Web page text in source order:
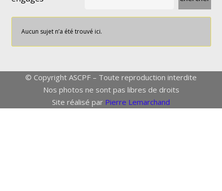
Aucun sujet n’a été trouvé ici.
© Copyright ASCPF – Toute reproduction interdite
Nos photos ne sont pas libres de droits
Site réalisé par Pierre Lemarchand